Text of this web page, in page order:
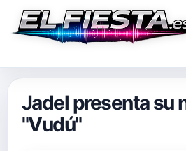
Jadel presenta su
"Vudú"